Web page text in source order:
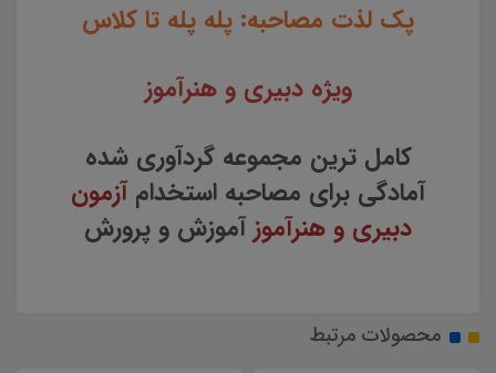
پک لذت مصاحبه: پله پله تا کلاس
ویژه دبیری و هنرآموز
کامل ترین مجموعه گردآوری شده
آمادگی برای مصاحبه استخدامآزمون
دبیری و هنرآموز آموزش و پرورش
محصولات مرتبط